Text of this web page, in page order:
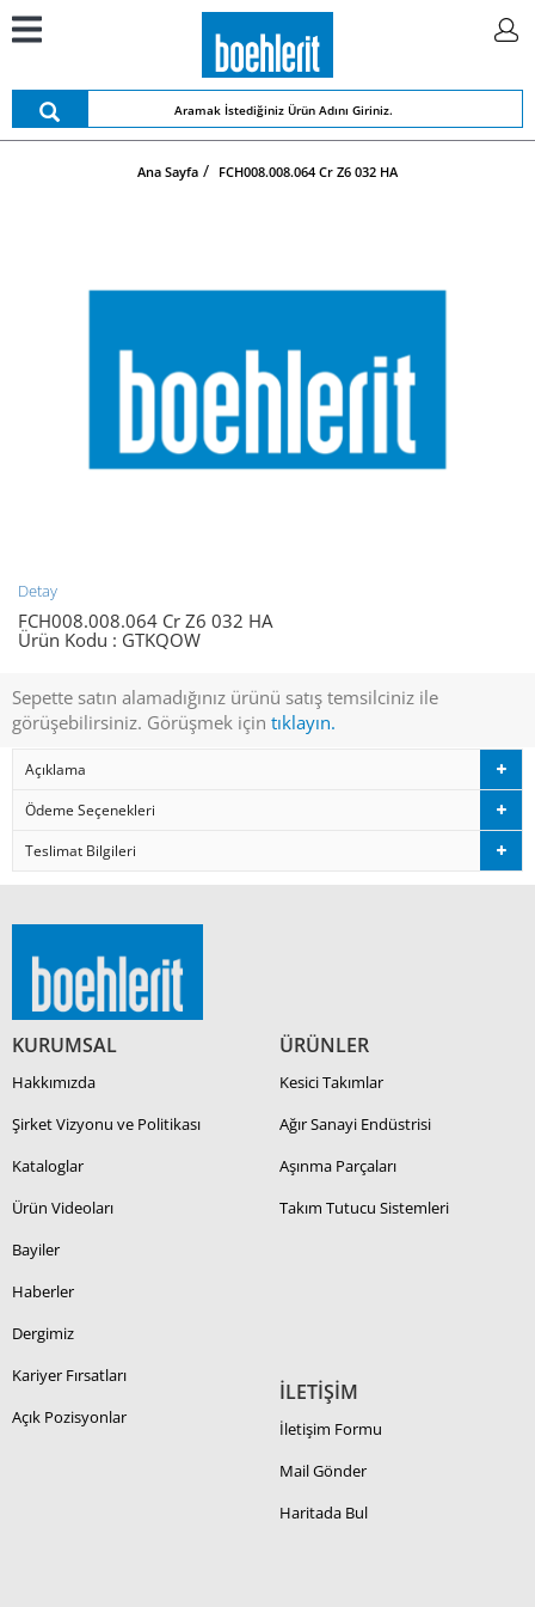
Ana Sayfa FCH008.008.064 Cr Z6 032 HA
Detay
FCH008.008.064 Cr Z6 032 HA
Ürün Kodu : GTKQOW
Sepette satın alamadığınız ürünü satış temsilciniz ile
görüşebilirsiniz. Görüşmek için tıklayın.
Açıklama
Ödeme Seçenekleri
Teslimat Bilgileri
KURUMSAL
Hakkımızda
Şirket Vizyonu ve Politikası
Kataloglar
Ürün Videoları
Bayiler
Haberler
Dergimiz
Kariyer Fırsatları
Açık Pozisyonlar
ÜRÜNLER
Kesici Takımlar
Ağır Sanayi Endüstrisi
Aşınma Parçaları
Takım Tutucu Sistemleri
İLETİŞİM
İletişim Formu
Mail Gönder
Haritada Bul